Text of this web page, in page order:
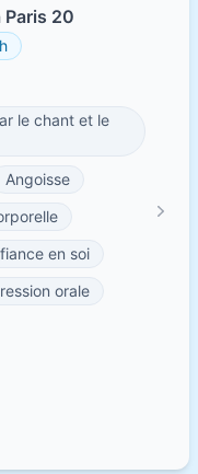
20
le chant et le
Angoisse
en soi
orale